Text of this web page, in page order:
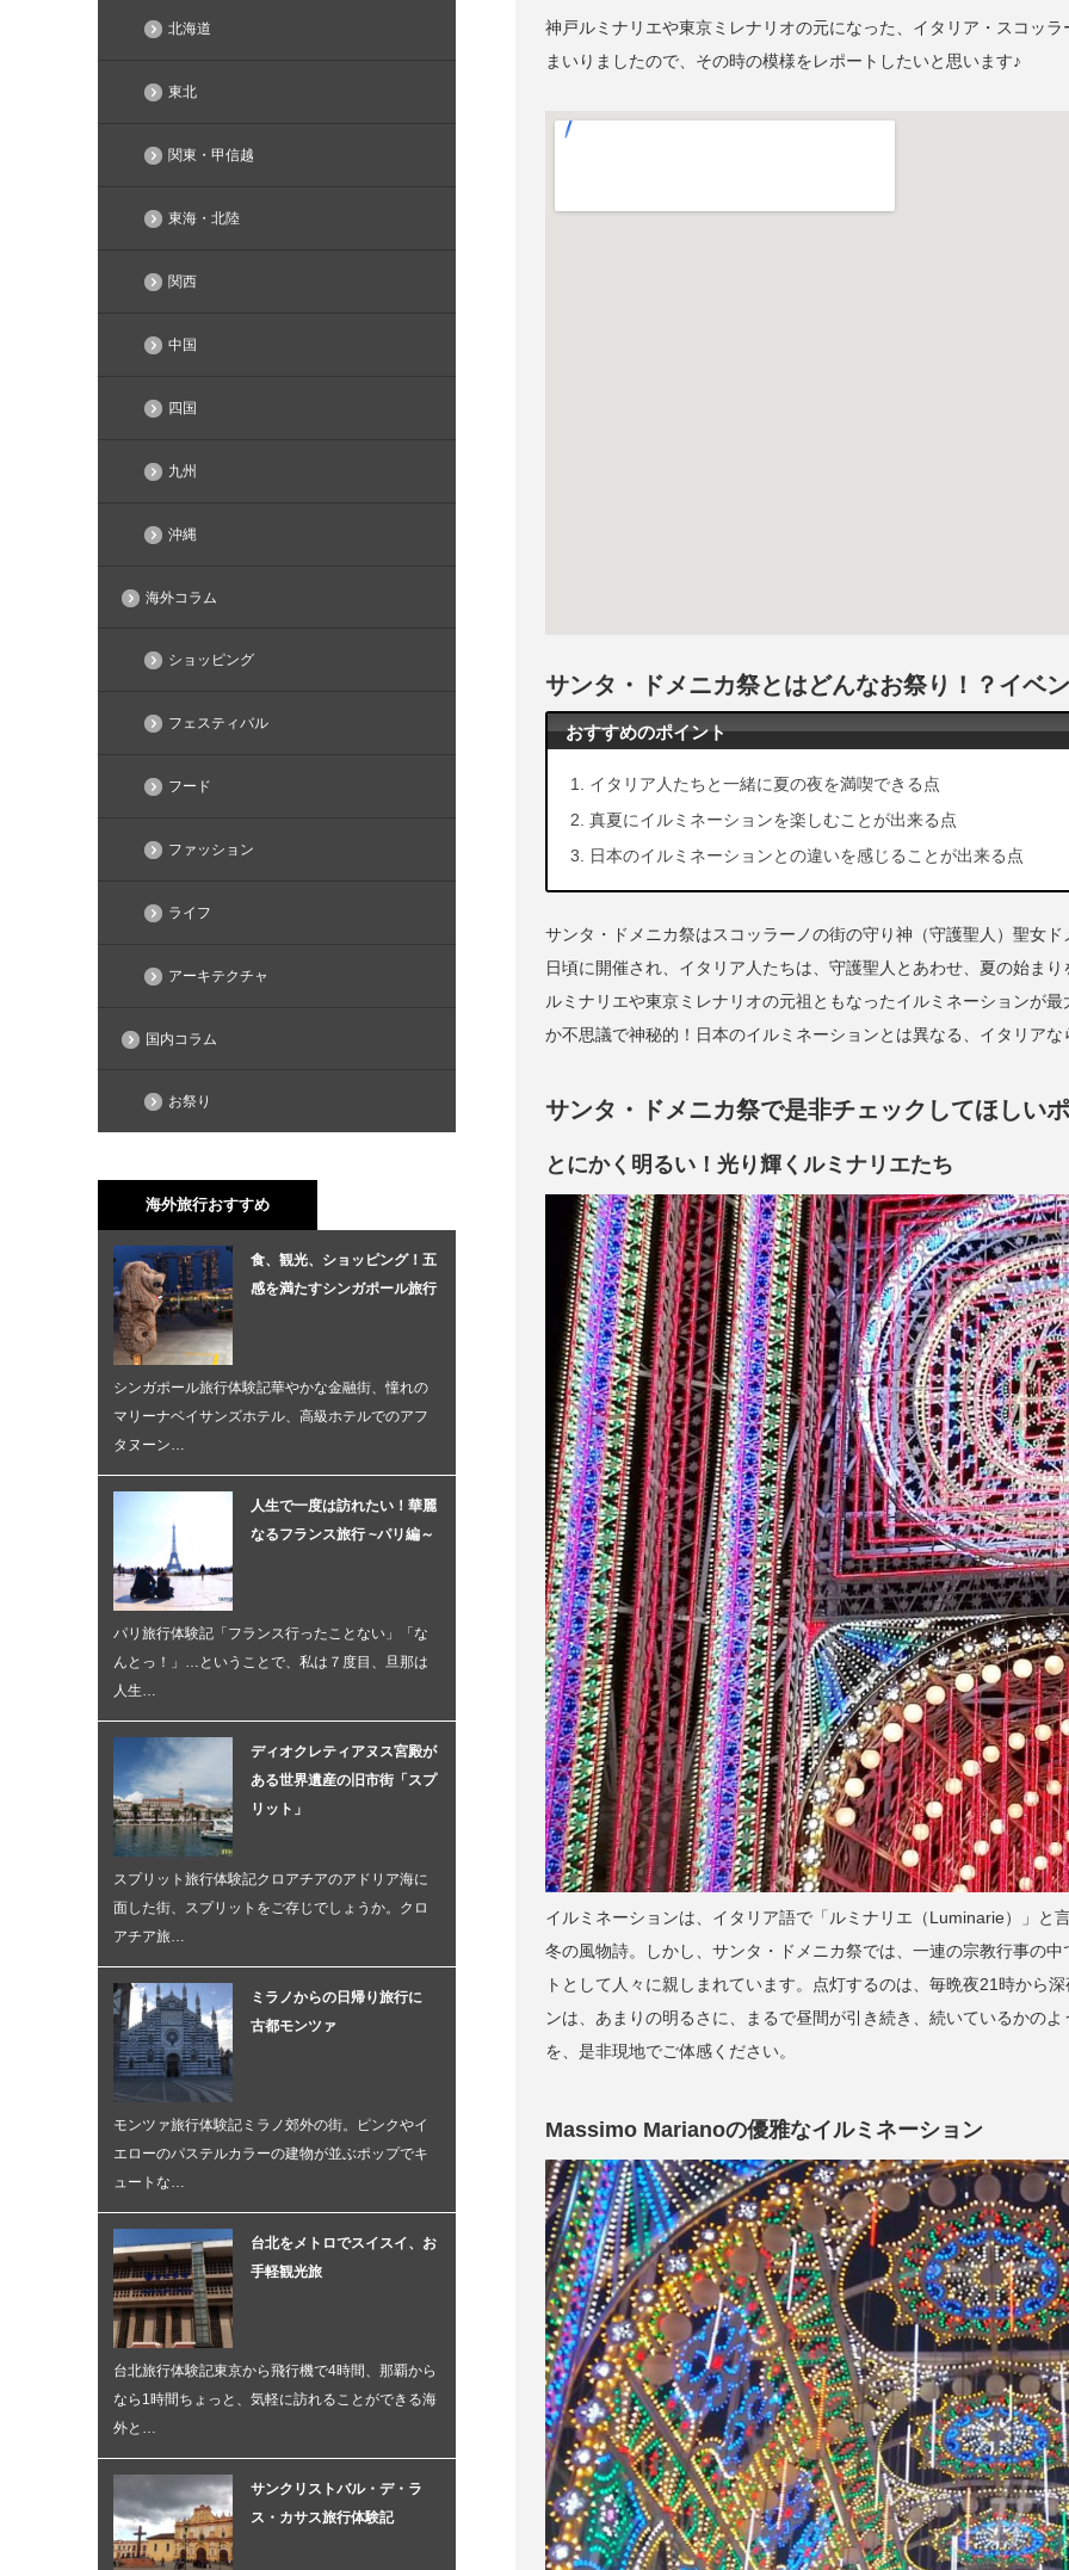
神戸ルミナリエや東京ミレナリオの元になった、イタリア・スコッ
まいりましたので、その時の模様をレポートしたいと思います♪
サンタ・ドメニカ祭とはどんなお祭り！？イベ
おすすめのポイント
イタリア人たちと一緒に夏の夜を満喫できる点
真夏にイルミネーションを楽しむことが出来る点
日本のイルミネーションとの違いを感じることが出来る点
サンタ・ドメニカ祭はスコッラーノの街の守り神（守護聖人）聖女
日頃に開催され、イタリア人たちは、守護聖人とあわせ、夏の始ま
ルミナリエや東京ミレナリオの元祖ともなったイルミネーションが
か不思議で神秘的！日本のイルミネーションとは異なる、イタリアな
サンタ・ドメニカ祭で是非チェックしてほしい
とにかく明るい！光り輝くルミナリエたち
イルミネーションは、イタリア語で「ルミナリエ（Luminarie）」と
冬の風物詩。しかし、サンタ・ドメニカ祭では、一連の宗教行事の
トとして人々に親しまれています。点灯するのは、毎晩夜21時から
ンは、あまりの明るさに、まるで昼間が引き続き、続いているかの
を、是非現地でご体感ください。
Massimo Marianoの優雅なイルミネーション
北海道
東北
関東・甲信越
東海・北陸
関西
中国
四国
九州
沖縄
海外コラム
ショッピング
フェスティバル
フード
ファッション
ライフ
アーキテクチャ
国内コラム
お祭り
海外旅行おすすめ
食、観光、ショッピング！五
感を満たすシンガポール旅行
シンガポール旅行体験記華やかな金融街、憧れの
マリーナベイサンズホテル、高級ホテルでのアフ
タヌーン…
人生で一度は訪れたい！華麗
なるフランス旅行 ~パリ編～
パリ旅行体験記「フランス行ったことない」「な
んとっ！」…ということで、私は７度目、旦那は
人生…
ディオクレティアヌス宮殿が
ある世界遺産の旧市街「スプ
リット」
スプリット旅行体験記クロアチアのアドリア海に
面した街、スプリットをご存じでしょうか。クロ
アチア旅…
ミラノからの日帰り旅行に
古都モンツァ
モンツァ旅行体験記ミラノ郊外の街。ピンクやイ
エローのパステルカラーの建物が並ぶポップでキ
ュートな…
台北をメトロでスイスイ、お
手軽観光旅
台北旅行体験記東京から飛行機で4時間、那覇から
なら1時間ちょっと、気軽に訪れることができる海
外と…
サンクリストバル・デ・ラ
ス・カサス旅行体験記